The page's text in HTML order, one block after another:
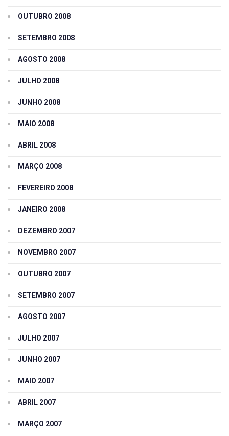
OUTUBRO 2008
SETEMBRO 2008
AGOSTO 2008
JULHO 2008
JUNHO 2008
MAIO 2008
ABRIL 2008
MARÇO 2008
FEVEREIRO 2008
JANEIRO 2008
DEZEMBRO 2007
NOVEMBRO 2007
OUTUBRO 2007
SETEMBRO 2007
AGOSTO 2007
JULHO 2007
JUNHO 2007
MAIO 2007
ABRIL 2007
MARÇO 2007